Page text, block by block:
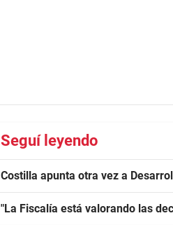
Seguí leyendo
Costilla apunta otra vez a
"La Fiscalía está valorando las